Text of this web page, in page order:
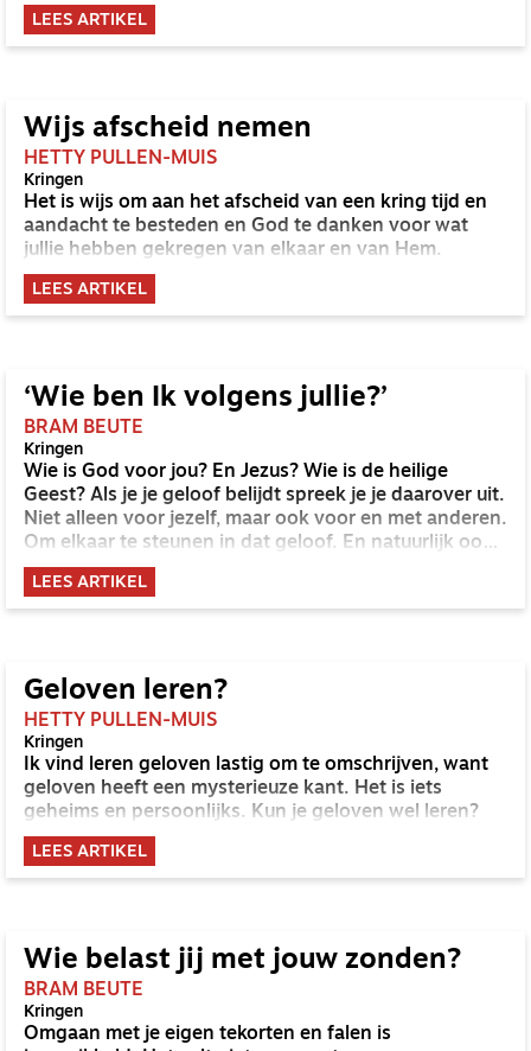
LEES ARTIKEL
Wijs afscheid nemen
HETTY PULLEN-MUIS
Kringen
Het is wijs om aan het afscheid van een kring tijd en
aandacht te besteden en God te danken voor wat
jullie hebben gekregen van elkaar en van Hem.
LEES ARTIKEL
‘Wie ben Ik volgens jullie?’
BRAM BEUTE
Kringen
Wie is God voor jou? En Jezus? Wie is de heilige
Geest? Als je je geloof belijdt spreek je je daarover uit.
Niet alleen voor jezelf, maar ook voor en met anderen.
Om elkaar te steunen in dat geloof. En natuurlijk ook
tegenover degenen die niet geloven, om duidelijk te
maken wat je gelooft.
LEES ARTIKEL
Geloven leren?
HETTY PULLEN-MUIS
Kringen
Ik vind leren geloven lastig om te omschrijven, want
geloven heeft een mysterieuze kant. Het is iets
geheims en persoonlijks. Kun je geloven wel leren?
LEES ARTIKEL
Wie belast jij met jouw zonden?
BRAM BEUTE
Kringen
Omgaan met je eigen tekorten en falen is